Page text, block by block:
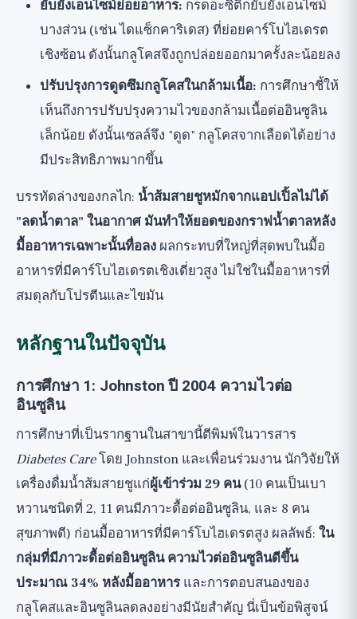
ยับยั้งเอนไซม์ย่อยอาหาร: กรดอะซิติกยับยั้งเอนไซม์
บางส่วน (เช่น ไดแซ็กคาริเดส) ที่ย่อยคาร์โบไฮเดรต
เชิงซ้อน ดังนั้นกลูโคสจึงถูกปล่อยออกมาครั้งละน้อยลง
ปรับปรุงการดูดซึมกลูโคสในกล้ามเนื้อ: การศึกษาชี้ให้
เห็นถึงการปรับปรุงความไวของกล้ามเนื้อต่ออินซูลิน
เล็กน้อย ดังนั้นเซลล์จึง "ดูด" กลูโคสจากเลือดได้อย่าง
มีประสิทธิภาพมากขึ้น
บรรทัดล่างของกลไก: น้ำส้มสายชูหมักจากแอปเปิ้ลไม่ได้
"ลดน้ำตาล" ในอากาศ มันทำให้ยอดของกราฟน้ำตาลหลัง
มื้ออาหารเฉพาะนั้นทื่อลง ผลกระทบที่ใหญ่ที่สุดพบในมื้อ
อาหารที่มีคาร์โบไฮเดรตเชิงเดี่ยวสูง ไม่ใช่ในมื้ออาหารที่
สมดุลกับโปรตีนและไขมัน
หลักฐานในปัจจุบัน
การศึกษา 1: Johnston ปี 2004 ความไวต่อ
อินซูลิน
การศึกษาที่เป็นรากฐานในสาขานี้ตีพิมพ์ในวารสาร
Diabetes Careโดย Johnston และเพื่อนร่วมงาน นักวิจัยให้
เครื่องดื่มน้ำส้มสายชูแก่ผู้เข้าร่วม 29 คน(10 คนเป็นเบา
หวานชนิดที่ 2, 11 คนมีภาวะดื้อต่ออินซูลิน, และ 8 คน
สุขภาพดี) ก่อนมื้ออาหารที่มีคาร์โบไฮเดรตสูง ผลลัพธ์: ใน
กลุ่มที่มีภาวะดื้อต่ออินซูลิน ความไวต่ออินซูลินดีขึ้น
ประมาณ 34% หลังมื้ออาหารและการตอบสนองของ
กลูโคสและอินซูลินลดลงอย่างมีนัยสำคัญ นี่เป็นข้อพิสูจน์